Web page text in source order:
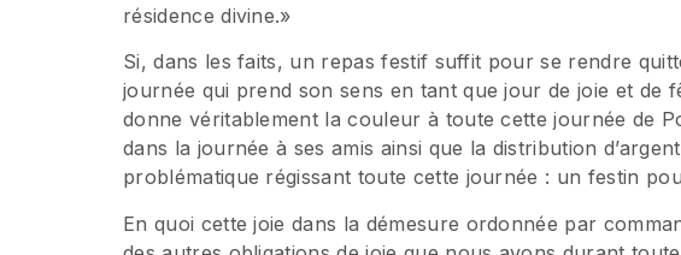
résidence divine.»
Si, dans les faits, un repas festif suffit pour se rendre
journée qui prend son sens en tant que jour de joie et de
donne véritablement la couleur à toute cette journée de
dans la journée à ses amis ainsi que la distribution
problématique régissant toute cette journée : un festin
En quoi cette joie dans la démesure ordonnée par